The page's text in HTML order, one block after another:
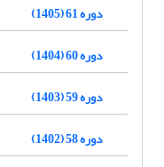
دوره 61 (1405)
دوره 60 (1404)
دوره 59 (1403)
دوره 58 (1402)